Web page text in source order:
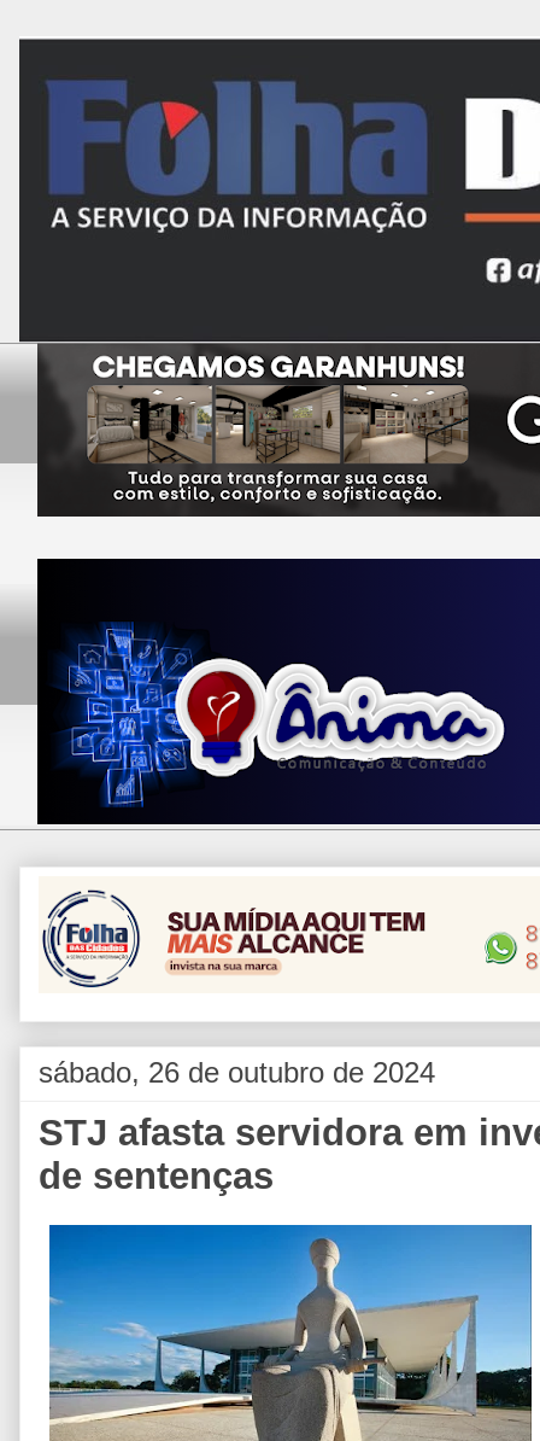
sábado, 26 de outubro de 2024
STJ afasta servidora em
de sentenças